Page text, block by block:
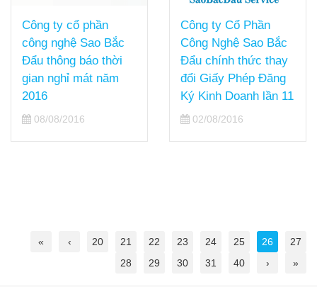
Công ty cổ phần
công nghệ Sao Bắc
Đẩu thông báo thời
gian nghỉ mát năm
2016
08/08/2016
Công ty Cổ Phần
Công Nghệ Sao Bắc
Đẩu chính thức thay
đổi Giấy Phép Đăng
Ký Kinh Doanh lần 11
02/08/2016
« ‹ 20 21 22 23 24 25 26
27
28
29 30 31 40 › »